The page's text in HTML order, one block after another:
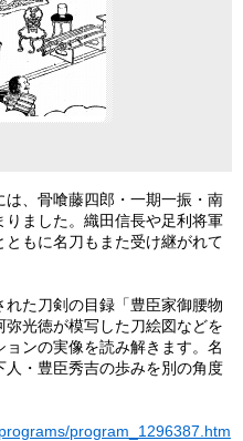
、骨喰藤四郎・一期一振・南
ました。織田信長や足利将軍
もに名刀もまた受け継がれて
た刀剣の目録「豊臣家御腰物
光徳が模写した刀絵図などを
ンの実像を読み解きます。名
・豊臣秀吉の歩みを別の角度
program_1296387.htm